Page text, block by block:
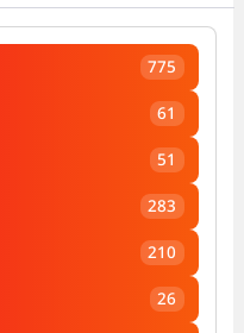
775
61
51
283
210
26